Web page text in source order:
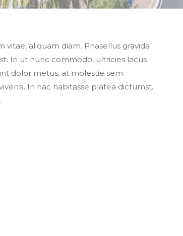
aliquam diam. Phasellus gravida
In ut nunc commodo, ultricies lacus
dolor metus, at molestie sem
In hac habitasse platea dictumst.